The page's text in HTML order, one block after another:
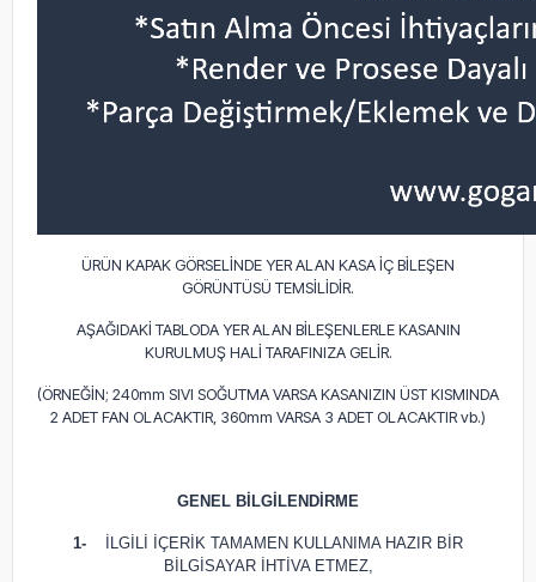
ÜRÜN KAPAK GÖRSELİNDE YER ALAN KASA İÇ BİLEŞEN
GÖRÜNTÜSÜ TEMSİLİDİR.
AŞAĞIDAKİ TABLODA YER ALAN BİLEŞENLERLE KASANIN
KURULMUŞ HALİ TARAFINIZA GELİR.
(ÖRNEĞİN; 240mm SIVI SOĞUTMA VARSA KASANIZIN ÜST KISMINDA
2 ADET FAN OLACAKTIR, 360mm VARSA 3 ADET OLACAKTIR vb.)
GENEL BİLGİLENDİRME
1-
İLGİLİ İÇERİK TAMAMEN KULLANIMA HAZIR BİR
BİLGİSAYAR İHTİVA ETMEZ,